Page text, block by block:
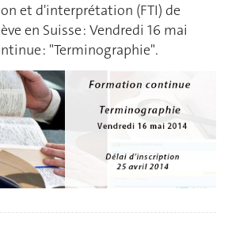
et d'interprétation (FTI) de
en Suisse : Vendredi 16 mai
: "Terminographie".